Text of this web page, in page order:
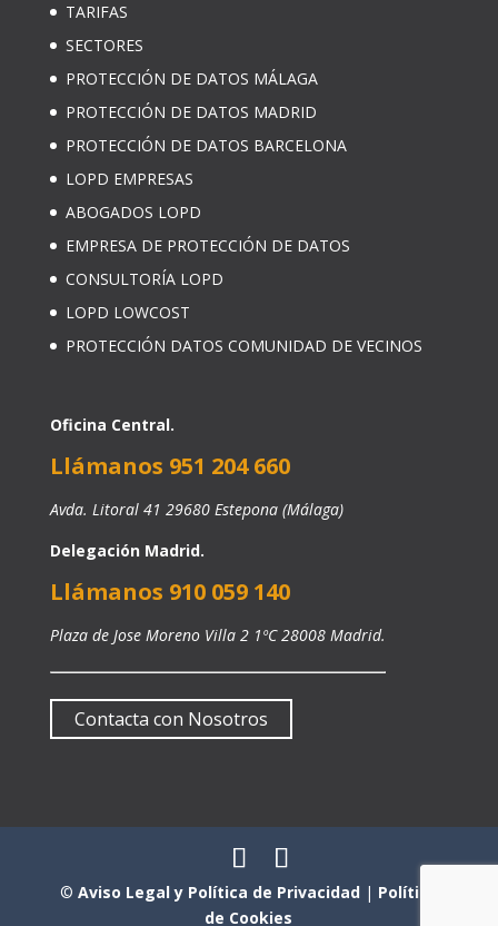
TARIFAS
SECTORES
PROTECCIÓN DE DATOS MÁLAGA
PROTECCIÓN DE DATOS MADRID
PROTECCIÓN DE DATOS BARCELONA
LOPD EMPRESAS
ABOGADOS LOPD
EMPRESA DE PROTECCIÓN DE DATOS
CONSULTORÍA LOPD
LOPD LOWCOST
PROTECCIÓN DATOS COMUNIDAD DE VECINOS
Oficina Central.
Llámanos 951 204 660
Avda. Litoral 41 29680 Estepona (Málaga)
Delegación Madrid.
Llámanos 910 059 140
Plaza de Jose Moreno Villa 2 1ºC 28008 Madrid.
Contacta con Nosotros
© Aviso Legal y Política de Privacidad| Política
de Cookies